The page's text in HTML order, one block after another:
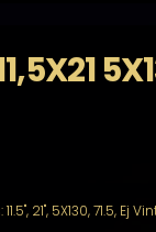
11.5", 21", 5X130,71.5, Ej